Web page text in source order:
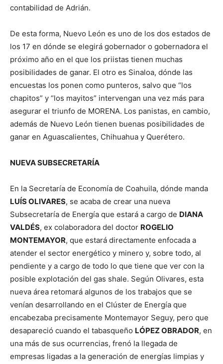
contabilidad de Adrián.
De esta forma, Nuevo León es uno de los dos estados de
los 17 en dónde se elegirá gobernador o gobernadora el
próximo año en el que los priistas tienen muchas
posibilidades de ganar. El otro es Sinaloa, dónde las
encuestas los ponen como punteros, salvo que “los
chapitos” y “los mayitos” intervengan una vez más para
asegurar el triunfo de MORENA. Los panistas, en cambio,
además de Nuevo León tienen buenas posibilidades de
ganar en Aguascalientes, Chihuahua y Querétero.
NUEVA SUBSECRETARÍA
En la Secretaría de Economía de Coahuila, dónde manda
LUÍS OLIVARES, se acaba de crear una nueva
Subsecretaría de Energía que estará a cargo de DIANA
VALDÉS, ex colaboradora del doctor ROGELIO
MONTEMAYOR, que estará directamente enfocada a
atender el sector energético y minero y, sobre todo, al
pendiente y a cargo de todo lo que tiene que ver con la
posible explotación del gas shale. Según Olivares, esta
nueva área retomará algunos de los trabajos que se
venían desarrollando en el Clúster de Energía que
encabezaba precisamente Montemayor Seguy, pero que
desapareció cuando el tabasqueño LÓPEZ OBRADOR, en
una más de sus ocurrencias, frenó la llegada de
empresas ligadas a la generación de energías limpias y